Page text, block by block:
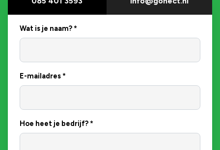
Wat is je naam?*
E-mailadres*
Hoe heet je bedrijf?*